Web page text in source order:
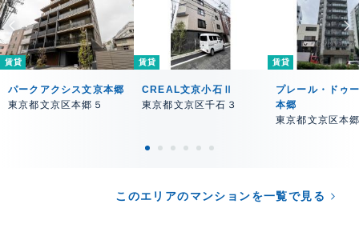
賃貸
パークアクシス文京本郷
東京都文京区本郷５
賃貸
CREAL文京小石Ⅱ
東京都文京区千石３
賃貸
プレール・ドゥ
本郷
東京都文京区本
このエリアのマンションを一覧で見る